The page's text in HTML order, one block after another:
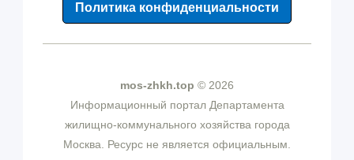
Политика конфиденциальности
mos-zhkh.top © 2026
Информационный портал Департамента
жилищно-коммунального хозяйства города
Москва. Ресурс не является официальным.